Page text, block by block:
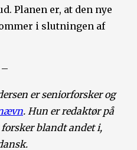
Planen er, at den nye
i slutningen af
–
er seniorforsker og
. Hun er redaktør på
blandt andet i,